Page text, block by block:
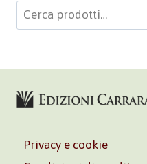
Cerca:
Privacy e cookie